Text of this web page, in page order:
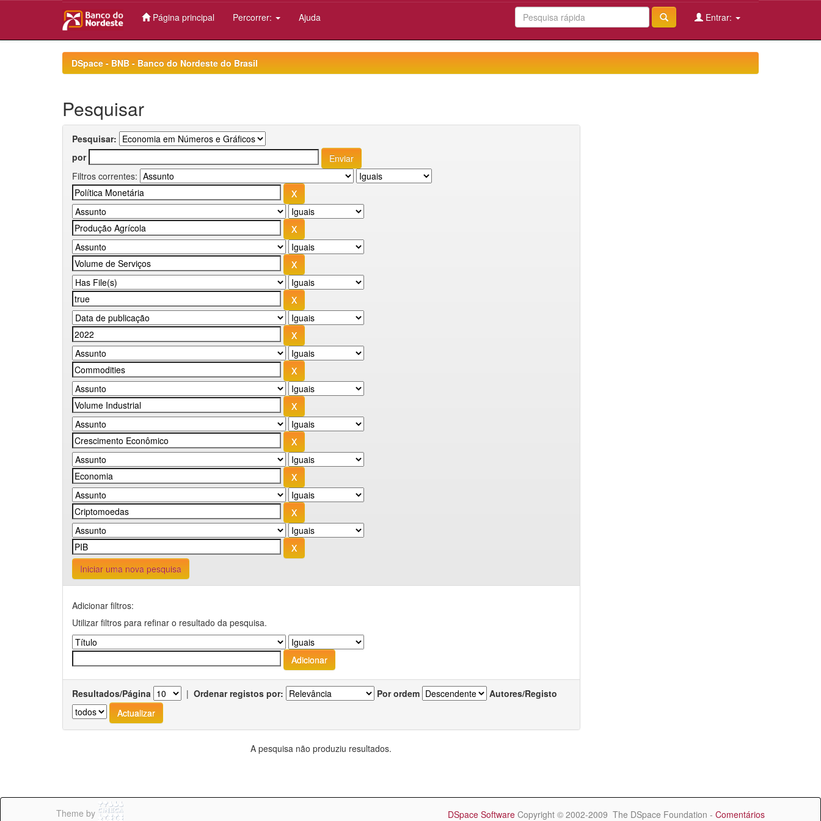
Página principal Percorrer: Ajuda Entrar:
DSpace - BNB - Banco do Nordeste do Brasil
Pesquisar
Pesquisar:
por
Filtros correntes:
Iniciar uma nova pesquisa
Adicionar filtros:
Utilizar filtros para refinar o resultado da pesquisa.
Resultados/Página | Ordenar registos por: Por ordem Autores/Registo
A pesquisa não produziu resultados.
Theme by DSpace Software Copyright © 2002-2009 The DSpace Foundation - Comentários